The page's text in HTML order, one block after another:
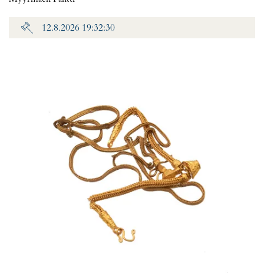
12.8.2026 19:32:30